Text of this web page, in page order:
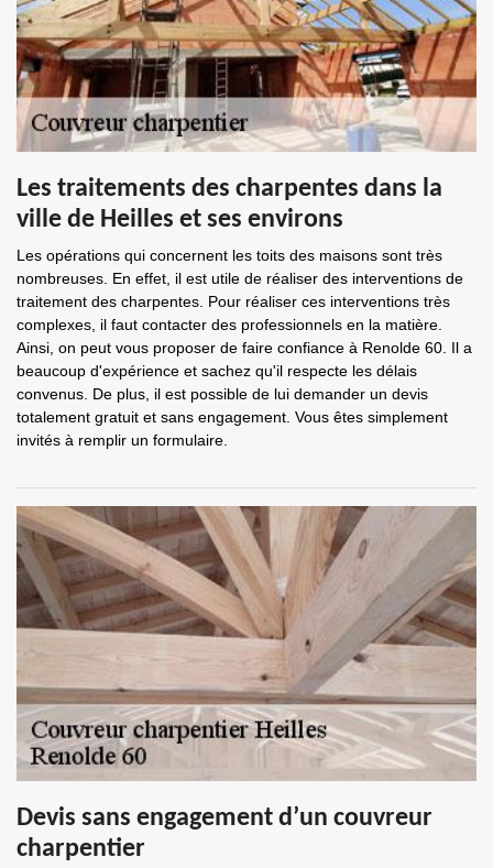
Les traitements des charpentes dans la
ville de Heilles et ses environs
Les opérations qui concernent les toits des maisons sont très
nombreuses. En effet, il est utile de réaliser des interventions de
traitement des charpentes. Pour réaliser ces interventions très
complexes, il faut contacter des professionnels en la matière.
Ainsi, on peut vous proposer de faire confiance à Renolde 60. Il a
beaucoup d'expérience et sachez qu'il respecte les délais
convenus. De plus, il est possible de lui demander un devis
totalement gratuit et sans engagement. Vous êtes simplement
invités à remplir un formulaire.
Devis sans engagement d’un couvreur
charpentier